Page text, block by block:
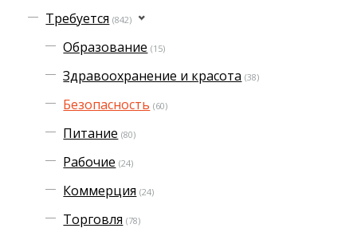
Требуется (842)
Образование (15)
Здравоохранение и красота (38)
Безопасность (60)
Питание (80)
Рабочие (24)
Коммерция (24)
Торговля (78)